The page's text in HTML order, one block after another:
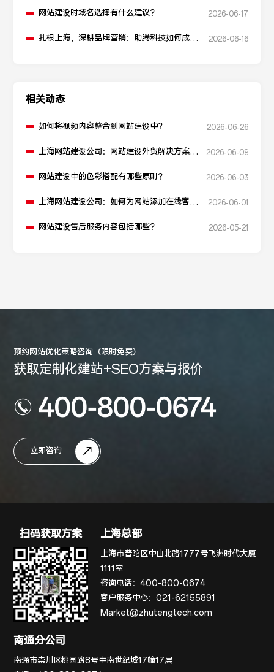
网站建设时域名选择有什么建议？ 2026-06-17
扎根上海，深耕品牌营销：助腾科技如何成为
2026-06-16
相关动态
如何将视频内容整合到网站建设中？ 2026-06-26
上海网站建设公司：网站建设外贸解决方案如
2026-06-09
网站建设中的色彩搭配有哪些原则？ 2026-06-03
上海网站建设公司：如何为网站添加在线客服
2026-06-01
网站建设售后服务内容包括哪些？ 2026-05-21
预约网站优化策略咨询（限时免费）
获取定制化建站+SEO方案与报价
400-800-0674
立即咨询
扫码获取方案 上海总部
上海市普陀区中山北路1777号飞洲时代大厦
1111室
咨询电话：400-800-0674
客户服务中心：021-62155891
Market@zhutengtech.com
南通分公司
南通市崇川区桃园路8号中南世纪城17幢17层